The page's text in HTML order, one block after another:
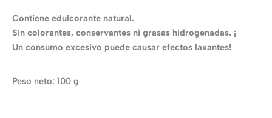
Contiene edulcorante natural.
Sin colorantes, conservantes ni grasas hidrogenadas. ¡
Un consumo excesivo puede causar efectos laxantes!
Peso neto: 100 g